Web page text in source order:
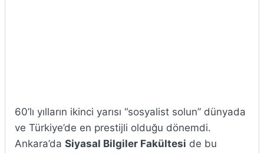
60’lı yılların ikinci yarısı “sosyalist solun” dünyada
ve Türkiye’de en prestijli olduğu dönemdi.
Ankara’da Siyasal Bilgiler Fakültesi de bu